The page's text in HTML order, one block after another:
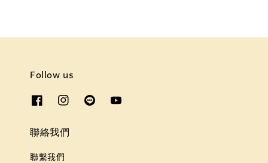
Follow us
聯絡我們
聯繫我們